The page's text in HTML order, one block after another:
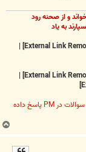
و از صحنه رود
به ياد
|
|
لطفا سوالات فني را فقط در خود انجمن مطرح بفرماييد، به اين سوالات در PM پاسخ داده